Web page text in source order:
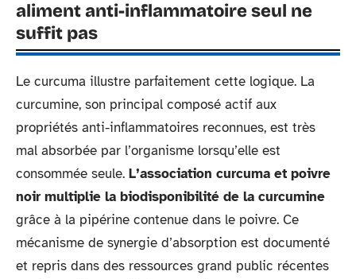
aliment anti-inflammatoire seul ne
suffit pas
Le curcuma illustre parfaitement cette logique. La
curcumine, son principal composé actif aux
propriétés anti-inflammatoires reconnues, est très
mal absorbée par l’organisme lorsqu’elle est
consommée seule. L’association curcuma et poivre
noir multiplie la biodisponibilité de la curcumine
grâce à la pipérine contenue dans le poivre. Ce
mécanisme de synergie d’absorption est documenté
et repris dans des ressources grand public récentes